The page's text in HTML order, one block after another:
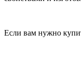
Если вам нужно